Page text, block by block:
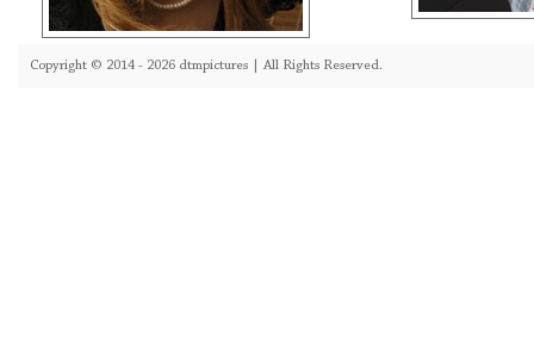
Copyright © 2014 - 2026 dtmpictures | All Rights Reserved.